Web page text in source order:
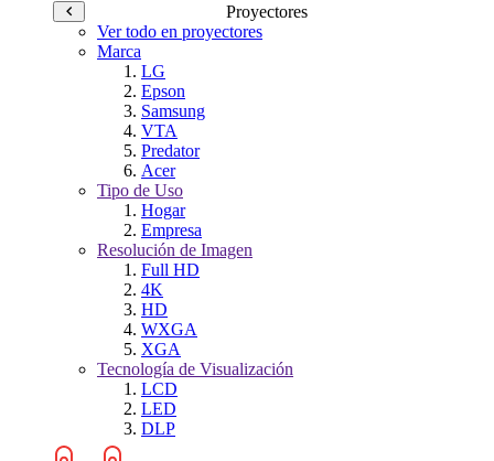
Proyectores
Ver todo en proyectores
Marca
LG
Epson
Samsung
VTA
Predator
Acer
Tipo de Uso
Hogar
Empresa
Resolución de Imagen
Full HD
4K
HD
WXGA
XGA
Tecnología de Visualización
LCD
LED
DLP